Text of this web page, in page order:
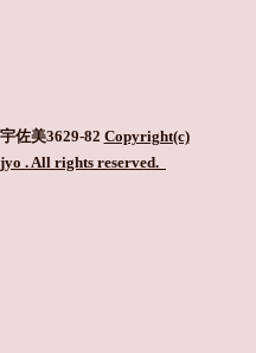
佐美3629-82 Copyright(c)
. All rights reserved.